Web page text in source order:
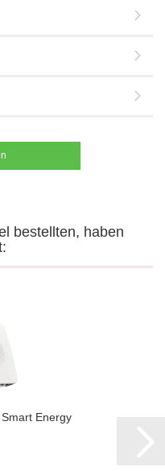
bestellten, haben
En­er­gy